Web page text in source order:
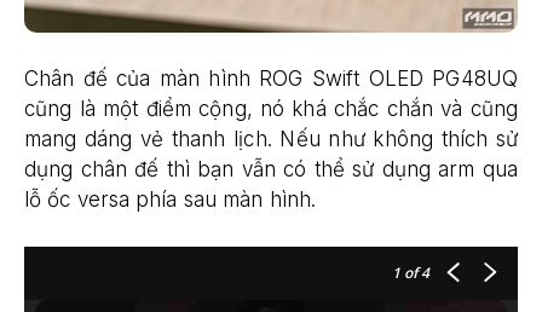
Chân đế của màn hình ROG Swift OLED PG48UQ
cũng là một điểm cộng, nó khá chắc chắn và cũng
mang dáng vẻ thanh lịch. Nếu như không thích sử
dụng chân đế thì bạn vẫn có thể sử dụng arm qua
lỗ ốc versa phía sau màn hình.
1 of 4